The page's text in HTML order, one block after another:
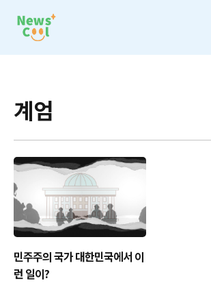
계엄
민주주의 국가 대한민국에서 이
런 일이?